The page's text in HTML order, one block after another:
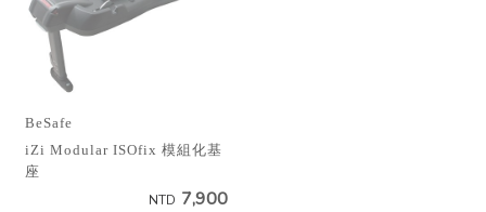
BeSafe
iZi Modular ISOfix 模組化基
座
NTD 7,900